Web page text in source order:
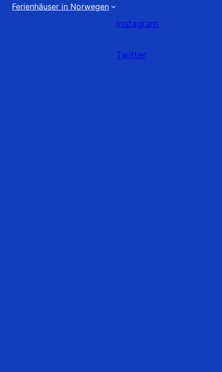
Ferienhäuser in Norwegen
Instagram
Twitter